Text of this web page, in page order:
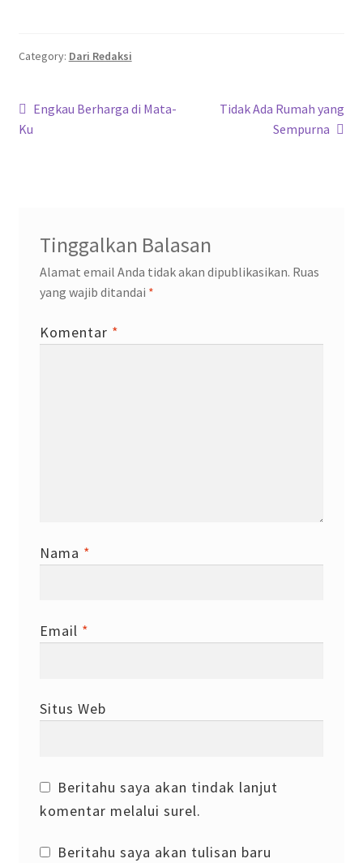
o
k
er sA
p
Category: Dari Redaksi
Navigasi
pos
Previous
Engkau Berharga di Mata-
Ku
Next
Tidak Ada Rumah yang
Sempurna
Tinggalkan Balasan
Alamat email Anda tidak akan dipublikasikan. Ruas
yang wajib ditandai *
Komentar *
Nama *
Email *
Situs Web
Beritahu saya akan tindak lanjut
komentar melalui surel.
Beritahu saya akan tulisan baru